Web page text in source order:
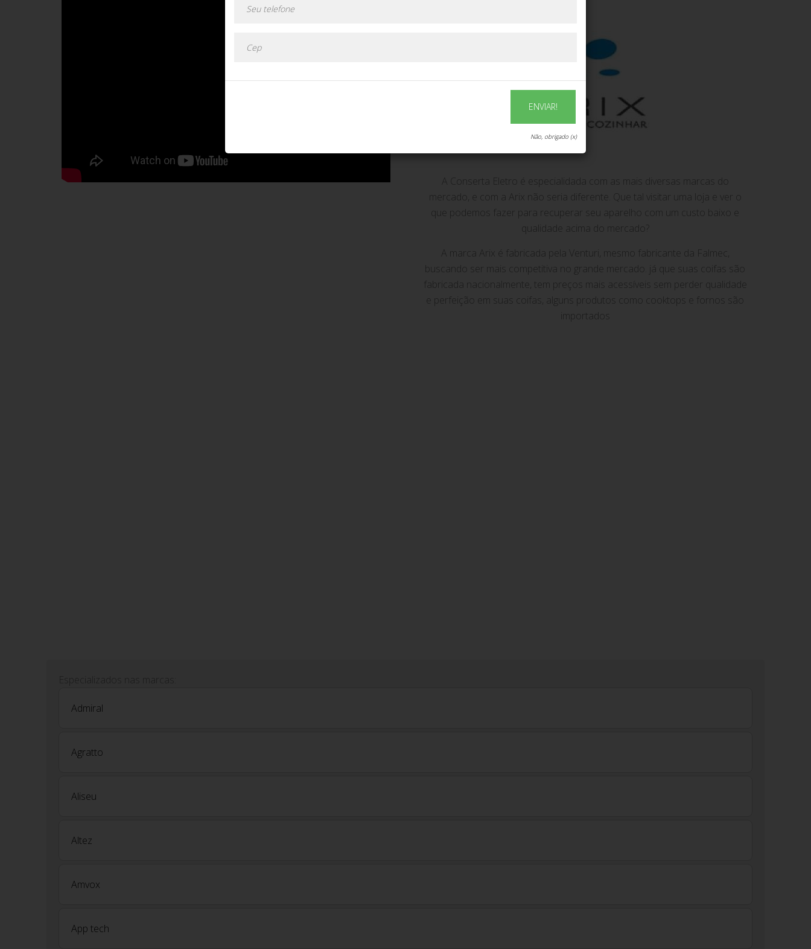
A Conserta Eletro é especialidada com as mais diversas marcas do
mercado, e com a Arix não seria diferente. Que tal visitar uma loja e ver o
que podemos fazer para recuperar seu aparelho com um custo baixo e
qualidade acima do mercado?
A marca Arix é fabricada pela Venturi, mesmo fabricante da Falmec,
buscando ser mais competitiva no grande mercado. já que suas coifas são
fabricada nacionalmente, tem preços mais acessíveis sem perder qualidade
e perfeição em suas coifas, alguns produtos como cooktops e fornos são
importados
Admiral
Agratto
Aliseu
Altez
Amvox
App tech
ENVIAR!
Não, obrigado (x)